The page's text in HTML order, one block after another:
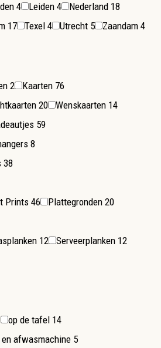
4 Leiden 4 Nederland 18
17 Texel 4 Utrecht 5 Zaandam 4
2 Kaarten 76
20 Wenskaarten 14
59
8
38
Prints 46 Plattegronden 20
12 Serveerplanken 12
op de tafel 14
afwasmachine 5